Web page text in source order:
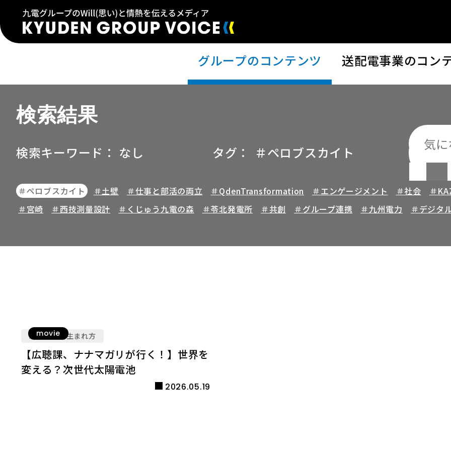
グループのコンテンツ 送配電事業のコン
検索結果
検索キーワード： なし タグ： ＃ペロブスカイト
＃ペロブスカイト ＃土壁 ＃仕事と部活の両立 ＃QdenTransformation ＃エンゲージメント ＃社会
＃
＃宮崎
＃西技測量設計 ＃くじゅう九電の森 ＃苓北発電所 ＃共創 ＃グループ連携 ＃九州電力 ＃デジタ
movie
新規事業の生まれ方
【広聴課、ナナマガリが行く！】世界を
変える？次世代太陽電池
2026.05.19